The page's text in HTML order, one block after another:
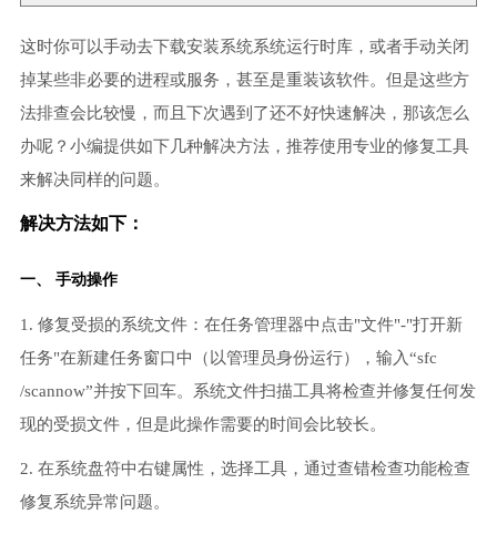
这时你可以手动去下载安装系统系统运行时库，或者手动关闭
掉某些非必要的进程或服务，甚至是重装该软件。但是这些方
法排查会比较慢，而且下次遇到了还不好快速解决，那该怎么
办呢？小编提供如下几种解决方法，推荐使用专业的修复工具
来解决同样的问题。
解决方法如下：
一、 手动操作
1. 修复受损的系统文件：在任务管理器中点击"文件"-"打开新
任务"在新建任务窗口中（以管理员身份运行），输入“sfc
/scannow”并按下回车。系统文件扫描工具将检查并修复任何发
现的受损文件，但是此操作需要的时间会比较长。
2. 在系统盘符中右键属性，选择工具，通过查错检查功能检查
修复系统异常问题。